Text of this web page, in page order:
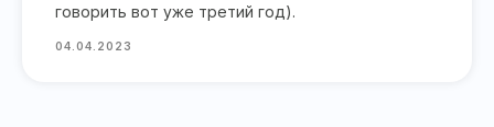
говорить вот уже третий год).
04.04.2023